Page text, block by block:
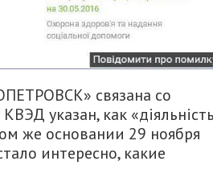
связана со
указан, как «діяльність
же основании 29 ноября
интересно, какие